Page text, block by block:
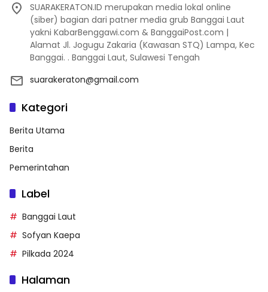
SUARAKERATON.ID merupakan media lokal online
(siber) bagian dari patner media grub Banggai Laut
yakni KabarBenggawi.com & BanggaiPost.com |
Alamat Jl. Jogugu Zakaria (Kawasan STQ) Lampa, Kec
Banggai. . Banggai Laut, Sulawesi Tengah
suarakeraton@gmail.com
Kategori
Berita Utama
Berita
Pemerintahan
Label
Banggai Laut
Sofyan Kaepa
Pilkada 2024
Halaman